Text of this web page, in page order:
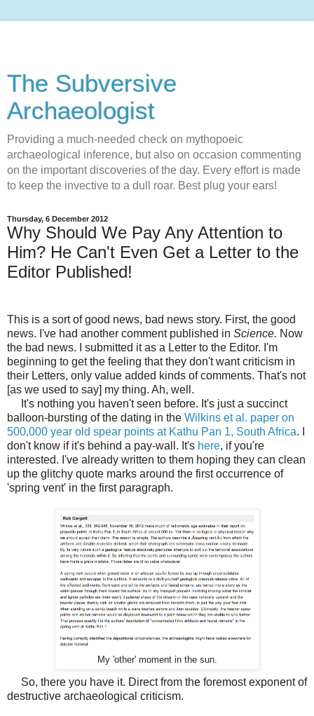
The Subversive
Archaeologist
Providing a much-needed check on mythopoeic
archaeological inference, but also on occasion commenting
on the important discoveries of the day. Every effort is made
to keep the invective to a dull roar. Best plug your ears!
Thursday, 6 December 2012
Why Should We Pay Any Attention to
Him? He Can't Even Get a Letter to the
Editor Published!
This is a sort of good news, bad news story. First, the good
news. I've had another comment published in Science. Now
the bad news. I submitted it as a Letter to the Editor. I'm
beginning to get the feeling that they don't want criticism in
their Letters, only value added kinds of comments. That's not
[as we used to say] my thing. Ah, well.
It's nothing you haven't seen before. It's just a succinct
balloon-bursting of the dating in the Wilkins et al. paper on
500,000 year old spear points at Kathu Pan 1, South Africa. I
don't know if it's behind a pay-wall. It's here, if you're
interested. I've already written to them hoping they can clean
up the glitchy quote marks around the first occurrence of
'spring vent' in the first paragraph.
My 'other' moment in the sun.
So, there you have it. Direct from the foremost exponent of
destructive archaeological criticism.